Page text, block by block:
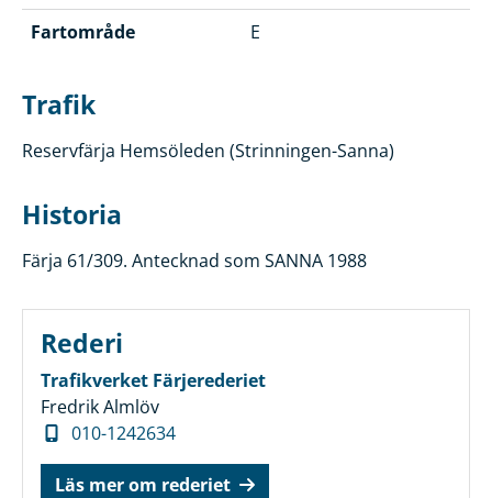
Fartområde
E
Trafik
Reservfärja Hemsöleden (Strinningen-Sanna)
Historia
Färja 61/309. Antecknad som SANNA 1988
Rederi
Trafikverket Färjerederiet
Fredrik Almlöv
010-1242634
Läs mer om rederiet